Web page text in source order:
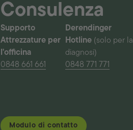
Consulenza
Supporto
Attrezzature per
l'officina
0848 661 661
Derendinger
Hotline (solo per la
diagnosi)
0848 771 771
Modulo di contatto